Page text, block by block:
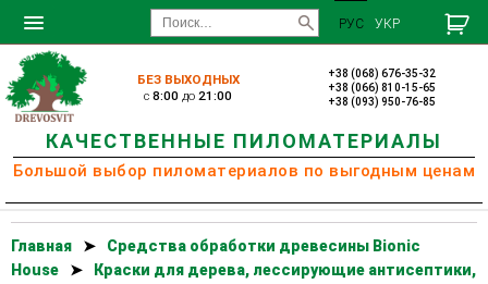
РУС УКР
БЕЗ ВЫХОДНЫХ
c8:00 до21:00
+38 (068) 676-35-32
+38 (066) 810-15-65
+38 (093) 950-76-85
КАЧЕСТВЕННЫЕ ПИЛОМАТЕРИАЛЫ
Большой выбор пиломатериалов по выгодным ценам
Главная ➤
Cредства обработки древесины Bionic
House
➤
Краски для дерева, лессирующие антисептики,